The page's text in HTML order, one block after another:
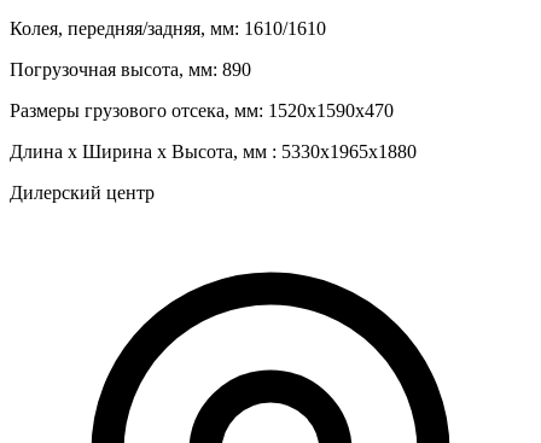
Колея, передняя/задняя, мм: 1610/1610
Погрузочная высота, мм: 890
Размеры грузового отсека, мм: 1520х1590х470
Длина х Ширина х Высота, мм : 5330х1965х1880
Дилерский центр